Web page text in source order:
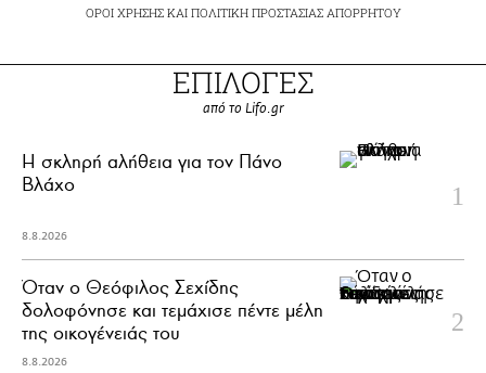
ΟΡΟΙ ΧΡΗΣΗΣΚΑΙ ΠΟΛΙΤΙΚΗ ΠΡΟΣΤΑΣΙΑΣ ΑΠΟΡΡΗΤΟΥ
ΕΠΙΛΟΓΕΣ
από το Lifo.gr
H σκληρή αλήθεια για τον Πάνο
Βλάχο
8.8.2026
Όταν ο Θεόφιλος Σεχίδης
δολοφόνησε και τεμάχισε πέντε μέλη
της οικογένειάς του
8.8.2026